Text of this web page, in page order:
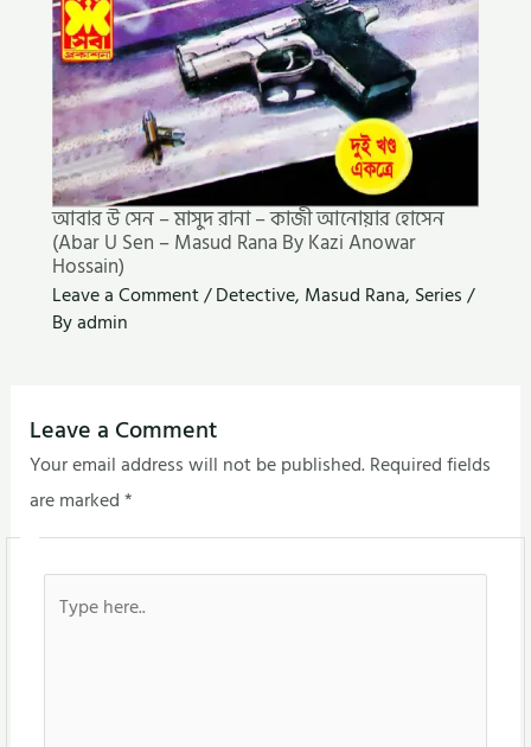
আবার উ সেন – মাসুদ রানা – কাজী আনোয়ার হোসেন
(Abar U Sen – Masud Rana By Kazi Anowar
Hossain)
Leave a Comment/Detective, Masud Rana, Series/
Byadmin
Leave a Comment
Your email address will not be published.Required fields
are marked*
here..